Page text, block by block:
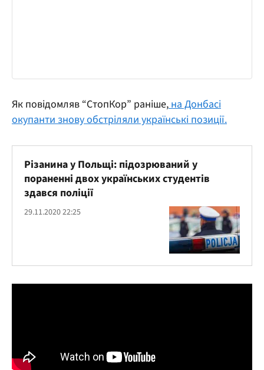
Як повідомляв “СтопКор” раніше,на Донбасі
окупанти знову обстріляли українські позиції.
Різанина у Польщі: підозрюваний у
пораненні двох українських студентів
здався поліції
29.11.2020 22:25